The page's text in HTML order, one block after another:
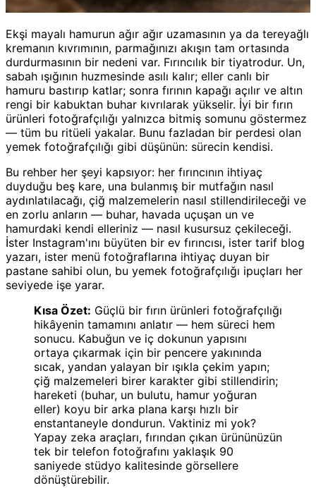
Ekşi mayalı hamurun ağır ağır uzamasının ya da tereyağlı
kremanın kıvrımının, parmağınızı akışın tam ortasında
durdurmasının bir nedeni var. Fırıncılık bir tiyatrodur. Un,
sabah ışığının huzmesinde asılı kalır; eller canlı bir
hamuru bastırıp katlar; sonra fırının kapağı açılır ve altın
rengi bir kabuktan buhar kıvrılarak yükselir. İyi bir fırın
ürünleri fotoğrafçılığı yalnızca bitmiş somunu göstermez
— tüm bu ritüeli yakalar. Bunu fazladan bir perdesi olan
yemek fotoğrafçılığı gibi düşünün: sürecin kendisi.
Bu rehber her şeyi kapsıyor: her fırıncının ihtiyaç
duyduğu beş kare, una bulanmış bir mutfağın nasıl
aydınlatılacağı, çiğ malzemelerin nasıl stillendirileceği ve
en zorlu anların — buhar, havada uçuşan un ve
hamurdaki kendi elleriniz — nasıl kusursuz çekileceği.
İster Instagram'ını büyüten bir ev fırıncısı, ister tarif blog
yazarı, ister menü fotoğraflarına ihtiyaç duyan bir
pastane sahibi olun, bu yemek fotoğrafçılığı ipuçları her
seviyede işe yarar.
Kısa Özet: Güçlü bir fırın ürünleri fotoğrafçılığı
hikâyenin tamamını anlatır — hem süreci hem
sonucu. Kabuğun ve iç dokunun yapısını
ortaya çıkarmak için bir pencere yakınında
sıcak, yandan yalayan bir ışıkla çekim yapın;
çiğ malzemeleri birer karakter gibi stillendirin;
hareketi (buhar, un bulutu, hamur yoğuran
eller) koyu bir arka plana karşı hızlı bir
enstantaneyle dondurun. Vaktiniz mi yok?
Yapay zeka araçları, fırından çıkan ürününüzün
tek bir telefon fotoğrafını yaklaşık 90
saniyede stüdyo kalitesinde görsellere
dönüştürebilir.